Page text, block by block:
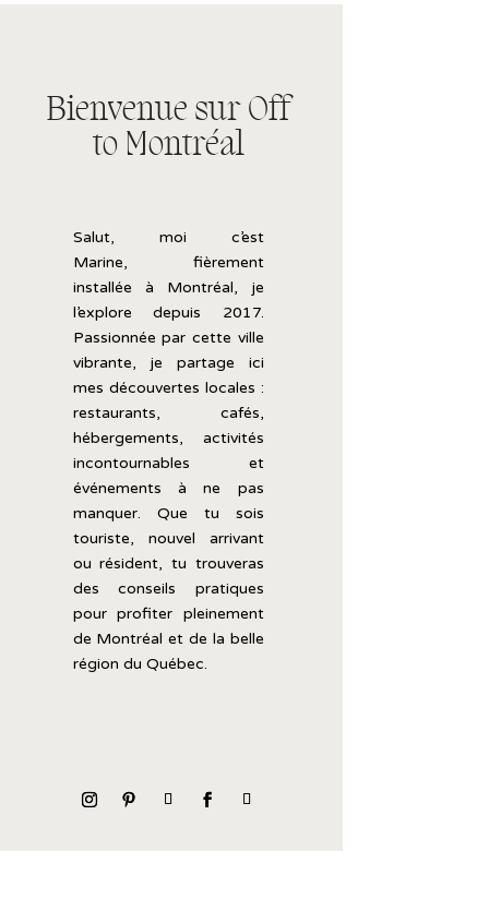
Bienvenue sur Off
to Montréal
Salut, moi c’est
Marine,
fièrement
installée à Montréal, je
l’exploredepuis 2017.
Passionnéepar cette ville
vibrante, je partage ici
mes découvertes locales :
restaurants, cafés,
hébergements, activités
incontournables et
événements àne pas
manquer. Que tu sois
touriste, nouvel arrivant
ourésident, tu trouveras
desconseils pratiques
pourprofiter pleinement
de Montréalet de la belle
région du Québec.